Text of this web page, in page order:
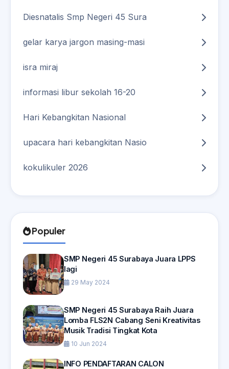
Diesnatalis Smp Negeri 45 Sura
gelar karya jargon masing-masi
isra miraj
informasi libur sekolah 16-20
Hari Kebangkitan Nasional
upacara hari kebangkitan Nasio
kokulikuler 2026
Populer
SMP Negeri 45 Surabaya Juara LPPS
lagi
29 May 2024
SMP Negeri 45 Surabaya Raih Juara
Lomba FLS2N Cabang Seni Kreativitas
Musik Tradisi Tingkat Kota
10 Jun 2024
INFO PENDAFTARAN CALON